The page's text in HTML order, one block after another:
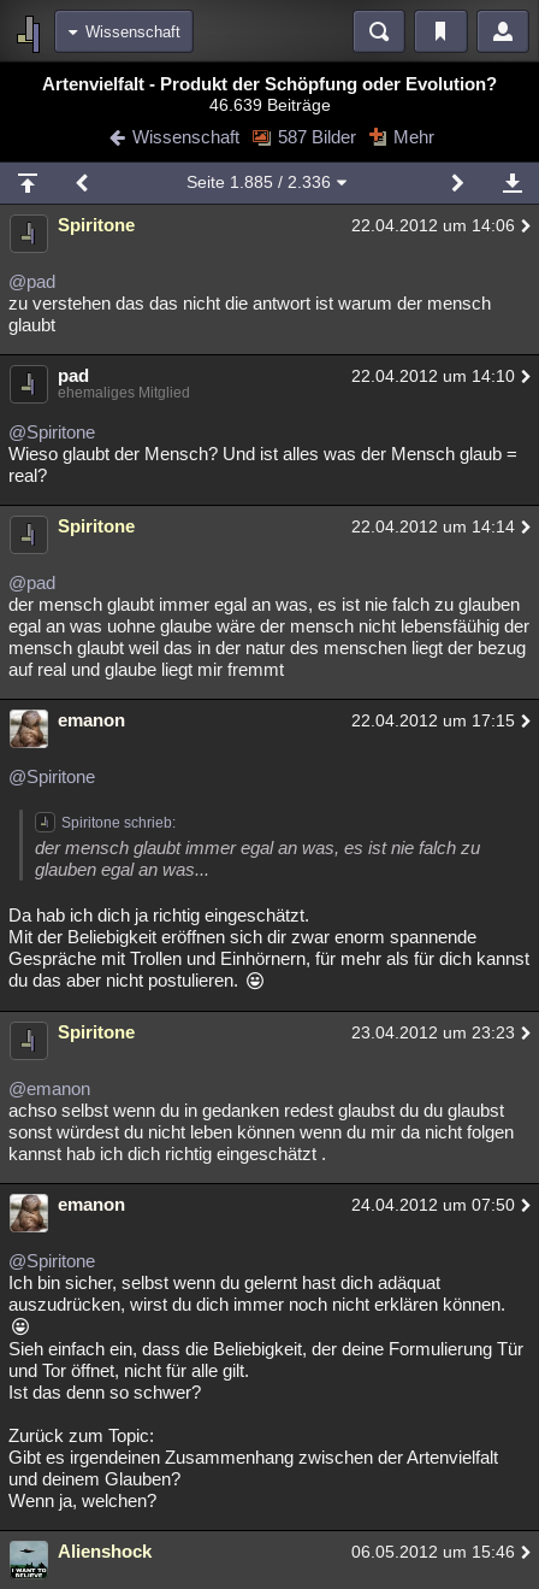
Wissenschaft
Bereiche
Diskussionen Blogs Videos
Chat Wiki Neuigkeiten
meine Rubriken
Menschen Wissenschaft Mystery Kriminalfälle
Spiritualität
Natur
weitere Rubriken
Philosophie Träume
Astronomie Helpdesk Gruppen Gaming Filme
Übersichten
Lesenswert Schlüsselwörter
Artenvielfalt - Produkt der Schöpfung oder Evolution?
46.639 Beiträge
Wissenschaft 587 Bilder Mehr
Seite 1.885 / 2.336
Spiritone 22.04.2012 um 14:06
@pad
zu verstehen das das nicht die antwort ist warum der mensch
glaubt
pad 22.04.2012 um 14:10
ehemaliges Mitglied
@Spiritone
Wieso glaubt der Mensch? Und ist alles was der Mensch glaub =
real?
Spiritone 22.04.2012 um 14:14
@pad
der mensch glaubt immer egal an was, es ist nie falch zu glauben
egal an was uohne glaube wäre der mensch nicht lebensfäühig der
mensch glaubt weil das in der natur des menschen liegt der bezug
auf real und glaube liegt mir fremmt
emanon 22.04.2012 um 17:15
@Spiritone
Spiritone schrieb:
der mensch glaubt immer egal an was, es ist nie falch zu
glauben egal an was...
Da hab ich dich ja richtig eingeschätzt.
Mit der Beliebigkeit eröffnen sich dir zwar enorm spannende
Gespräche mit Trollen und Einhörnern, für mehr als für dich kannst
du das aber nicht postulieren.
Spiritone 23.04.2012 um 23:23
@emanon
achso selbst wenn du in gedanken redest glaubst du du glaubst
sonst würdest du nicht leben können wenn du mir da nicht folgen
kannst hab ich dich richtig eingeschätzt .
emanon 24.04.2012 um 07:50
@Spiritone
Ich bin sicher, selbst wenn du gelernt hast dich adäquat
auszudrücken, wirst du dich immer noch nicht erklären können.
Sieh einfach ein, dass die Beliebigkeit, der deine Formulierung Tür
und Tor öffnet, nicht für alle gilt.
Ist das denn so schwer?
Zurück zum Topic:
Gibt es irgendeinen Zusammenhang zwischen der Artenvielfalt
und deinem Glauben?
Wenn ja, welchen?
Alienshock 06.05.2012 um 15:46